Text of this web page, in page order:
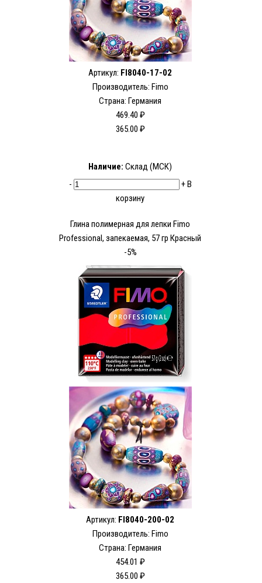
Артикул: FI8040-17-02
Производитель: Fimo
Страна: Германия
469.40 ₽
365.00 ₽
Наличие: Склад (МСК)
-
+В
корзину
Глина полимерная для лепки Fimo
Рrofessional, запекаемая, 57 гр Красный
-5%
Артикул: FI8040-200-02
Производитель: Fimo
Страна: Германия
454.01 ₽
365.00 ₽